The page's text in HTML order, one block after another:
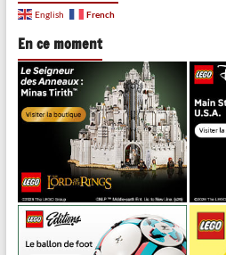
English French
En ce moment